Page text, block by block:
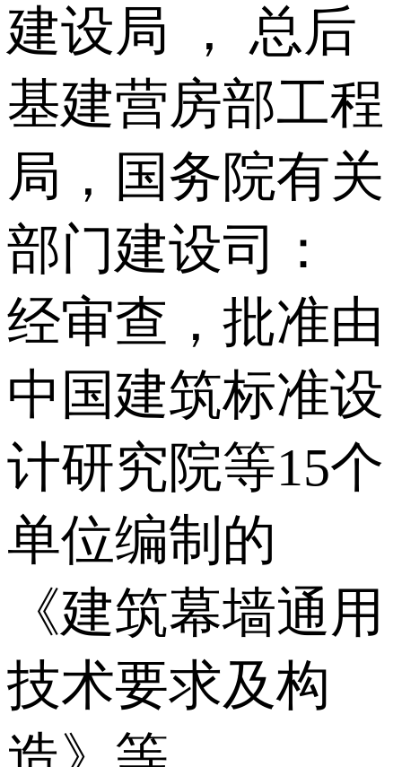
建设局 ， 总后
基建营房部工程
局，国务院有关
部门建设司：
经审查，批准由
中国建筑标准设
计研究院等15个
单位编制的
《建筑幕墙通用
技术要求及构